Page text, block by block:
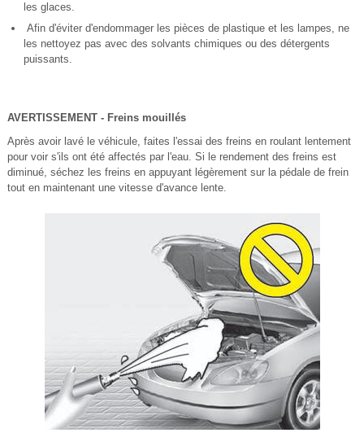
les glaces.
Afin d'éviter d'endommager les pièces de plastique et les lampes, ne
les nettoyez pas avec des solvants chimiques ou des détergents
puissants.
AVERTISSEMENT - Freins mouillés
Après avoir lavé le véhicule, faites l'essai des freins en roulant lentement
pour voir s'ils ont été affectés par l'eau. Si le rendement des freins est
diminué, séchez les freins en appuyant légèrement sur la pédale de frein
tout en maintenant une vitesse d'avance lente.